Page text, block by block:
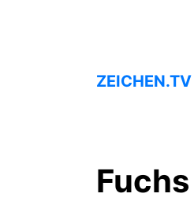
ZEICHEN.TV
Fuchs